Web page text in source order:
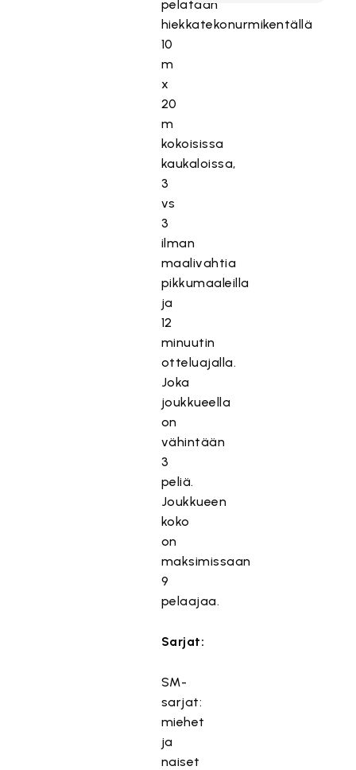
pelataan
hiekkatekonurmikentällä
10
m
x
20
m
kokoisissa
kaukaloissa,
3
vs
3
ilman
maalivahtia
pikkumaaleilla
ja
12
minuutin
otteluajalla.
Joka
joukkueella
on
vähintään
3
peliä.
Joukkueen
koko
on
maksimissaan
9
pelaajaa.
Sarjat:
SM-
sarjat:
miehet
ja
naiset